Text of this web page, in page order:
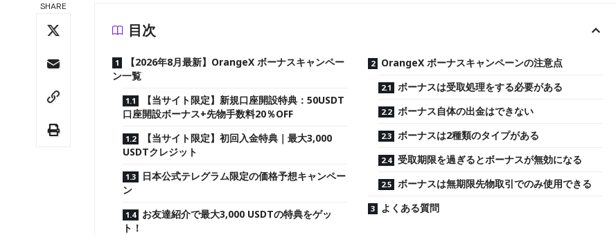
SHARE
目次
【2026年8月最新】OrangeX ボーナスキャンペー
ン一覧
【当サイト限定】新規口座開設特典：50USDT
口座開設ボーナス+先物手数料20％OFF
【当サイト限定】初回入金特典｜最大3,000
USDTクレジット
日本公式テレグラム限定の価格予想キャンペー
ン
お友達紹介で最大3,000 USDTの特典をゲッ
ト！
OrangeX ボーナスキャンペーンの注意点
ボーナスは受取処理をする必要がある
ボーナス自体の出金はできない
ボーナスは2種類のタイプがある
受取期限を過ぎるとボーナスが無効になる
ボーナスは無期限先物取引でのみ使用できる
よくある質問